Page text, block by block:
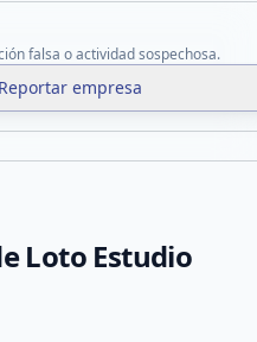
falsa o actividad sospechosa.
Reportar empresa
Loto Estudio